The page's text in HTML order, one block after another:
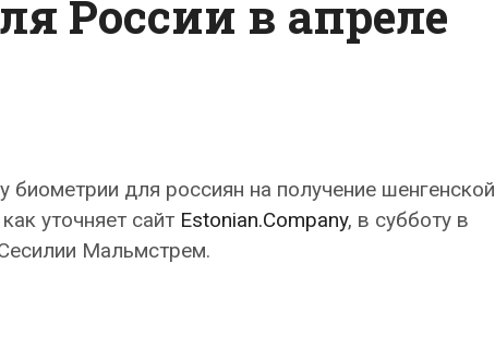
России в апреле
для россиян на получение шенгенской
уточняет сайт Estonian.Company, в субботу в
Мальмстрем.